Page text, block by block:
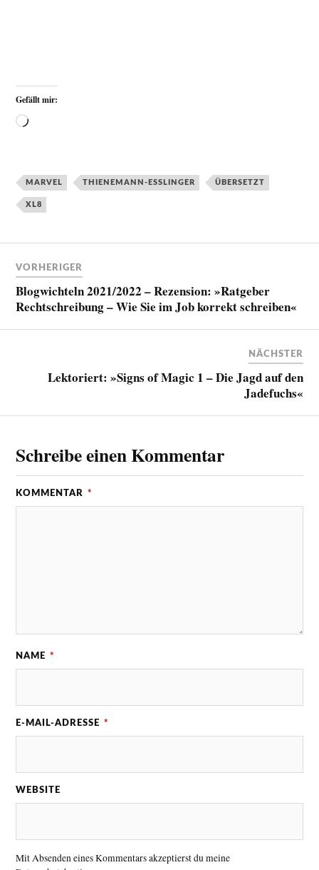
Gefällt mir:
MARVEL THIENEMANN-ESSLINGER ÜBERSETZT
XL8
VORHERIGER
Blogwichteln 2021/2022 – Rezension: »Ratgeber
Rechtschreibung – Wie Sie im Job korrekt schreiben«
NÄCHSTER
Lektoriert: »Signs of Magic 1 – Die Jagd auf den
Jadefuchs«
Schreibe einen Kommentar
KOMMENTAR *
NAME *
E-MAIL-ADRESSE *
WEBSITE
Mit Absenden eines Kommentars akzeptierst du meine